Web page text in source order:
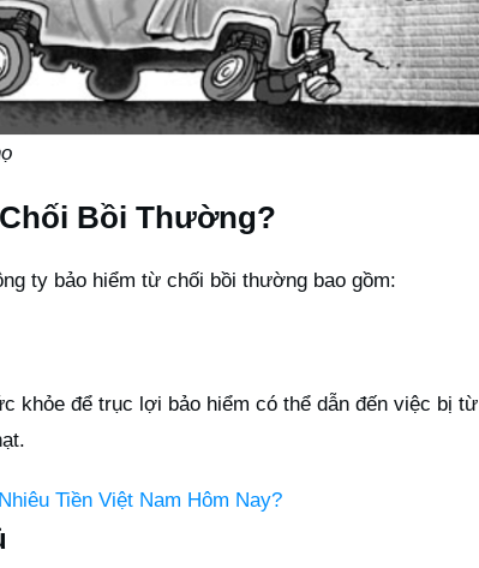
Bồi Thường?
ty bảo hiểm từ chối bồi thường bao gồm:
khỏe để trục lợi bảo hiểm có thể dẫn đến việc bị từ
Tiền Việt Nam Hôm Nay?